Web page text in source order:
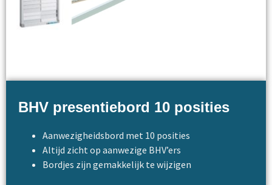
BHV presentiebord 10 posities
Aanwezigheidsbord met 10 posities
Altijd zicht op aanwezige BHV’ers
Bordjes zijn gemakkelijk te wijzigen